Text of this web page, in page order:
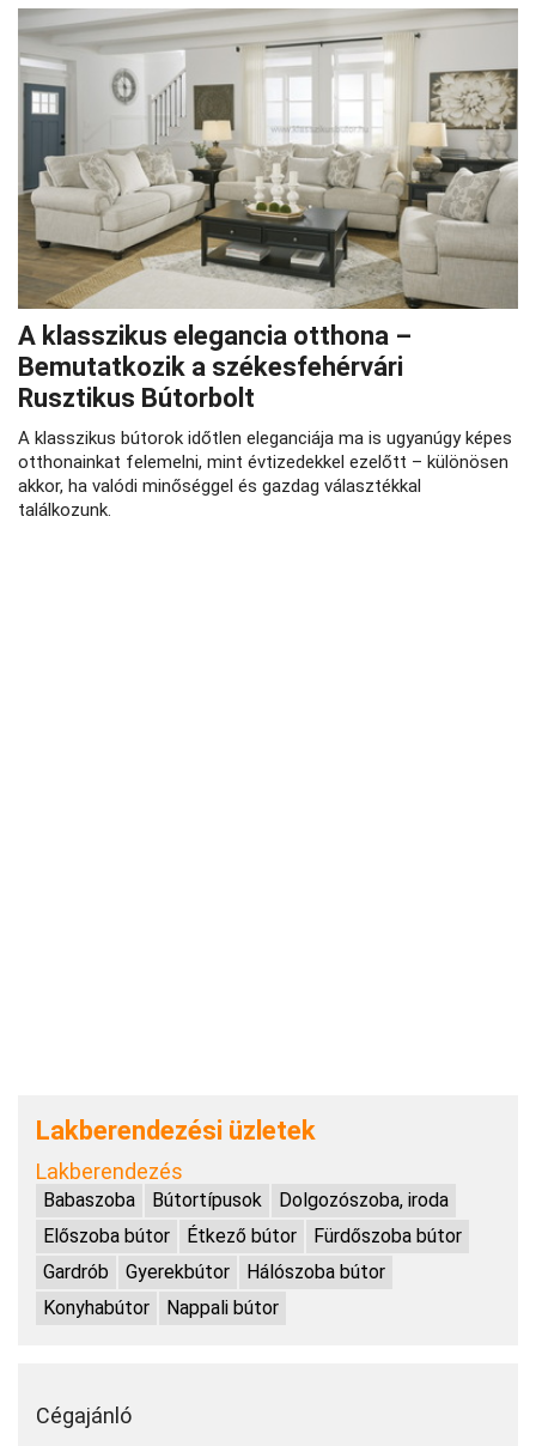
A klasszikus elegancia otthona –
Bemutatkozik a székesfehérvári
Rusztikus Bútorbolt
A klasszikus bútorok időtlen eleganciája ma is ugyanúgy képes
otthonainkat felemelni, mint évtizedekkel ezelőtt – különösen
akkor, ha valódi minőséggel és gazdag választékkal
találkozunk.
Lakberendezési üzletek
Lakberendezés
Babaszoba Bútortípusok
Dolgozószoba, iroda
Előszoba bútor
Étkező bútor
Fürdőszoba bútor
Gardrób
Gyerekbútor
Hálószoba bútor
Konyhabútor
Nappali bútor
Cégajánló